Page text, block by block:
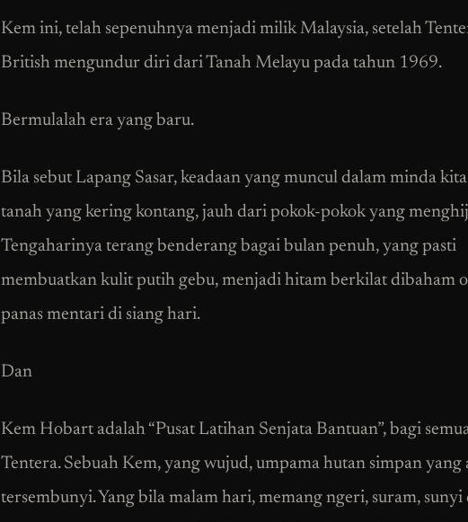
Kem ini, telah sepenuhnya menjadi milik Malaysia, setelah
British mengundur diri dari Tanah Melayu pada tahun 1969.
Bermulalah era yang baru.
Bila sebut Lapang Sasar, keadaan yang muncul dalam minda
tanah yang kering kontang, jauh dari pokok-pokok yang
Tengaharinya terang benderang bagai bulan penuh, yang pasti
membuatkan kulit putih gebu, menjadi hitam berkilat dibaham
panas mentari di siang hari.
Dan
Kem Hobart adalah “Pusat Latihan Senjata Bantuan”, bagi
Tentera. Sebuah Kem, yang wujud, umpama hutan simpan yang
tersembunyi. Yang bila malam hari, memang ngeri, suram, sunyi